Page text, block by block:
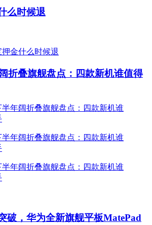
么时候退
折叠旗舰盘点：四款新机谁值得
破，华为全新旗舰平板MatePad